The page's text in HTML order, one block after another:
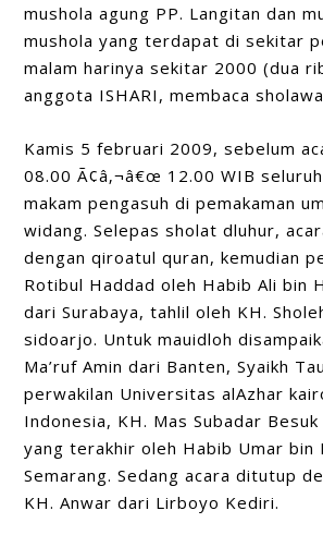
mushola agung PP. Langitan dan
mushola yang terdapat di sekitar
malam harinya sekitar 2000 (dua
anggota ISHARI, membaca
Kamis 5 februari 2009, sebelum
08.00 Ã¢â‚¬â€œ 12.00 WIB
makam pengasuh di pemakaman
widang. Selepas sholat dluhur,
dengan qiroatul quran, kemudian
Rotibul Haddad oleh Habib Ali bin
dari Surabaya, tahlil oleh KH.
sidoarjo. Untuk mauidloh
Ma’ruf Amin dari Banten, Syaikh
perwakilan Universitas alAzhar
Indonesia, KH. Mas Subadar Besuk
yang terakhir oleh Habib Umar bin
Semarang. Sedang acara ditutup
KH. Anwar dari Lirboyo Kediri.